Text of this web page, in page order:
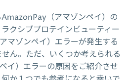
（アマゾンペイ）の
クシブプロテインビューティー
マゾンペイ）エラーが発生する
ん。ただ、いくつか考えられる
イ）エラーの原因をご紹介させ